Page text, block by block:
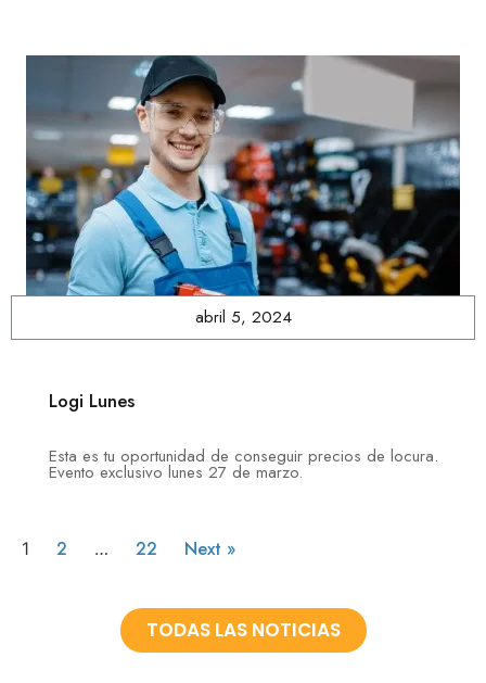
abril 5, 2024
Logi Lunes
Esta es tu oportunidad de conseguir precios de locura.
Evento exclusivo lunes 27 de marzo.
1 2 … 22 Next »
TODAS LAS NOTICIAS